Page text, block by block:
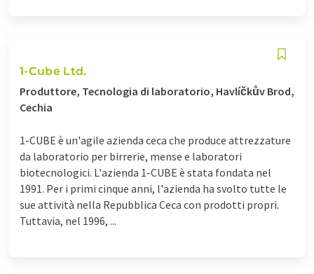
1-Cube Ltd.
Produttore, Tecnologia di laboratorio, Havlíčkův Brod,
Cechia
1-CUBE è un'agile azienda ceca che produce attrezzature
da laboratorio per birrerie, mense e laboratori
biotecnologici. L'azienda 1-CUBE è stata fondata nel
1991. Per i primi cinque anni, l'azienda ha svolto tutte le
sue attività nella Repubblica Ceca con prodotti propri.
Tuttavia, nel 1996, ...